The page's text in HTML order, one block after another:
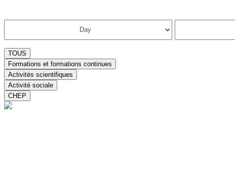
TOUS
Formations et formations continues
Activités scientifiques
Activité sociale
CHEP